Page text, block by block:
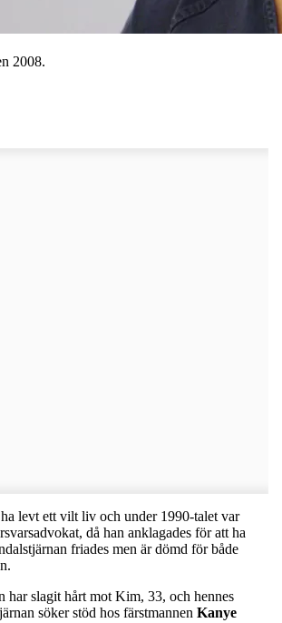
2008.
levt ett vilt liv och under 1990-talet var
då han anklagades för att ha
friades men är dömd för både
har slagit hårt mot Kim, 33, och hennes
söker stöd hos färstmannen Kanye